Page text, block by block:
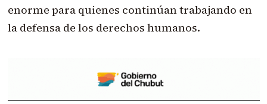
enorme para quienes continúan trabajando en
la defensa de los derechos humanos.